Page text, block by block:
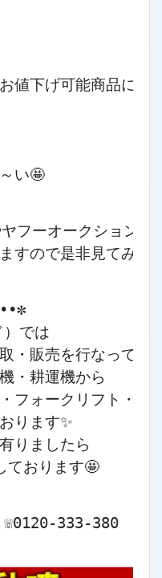
値下げ可能商品にな
い🤩
フーオークション
すので是非見てみて
では
・販売を行なってお
・耕運機から
フォークリフト・ユ
ります✨
りましたら
ております🤩
☏0120-333-380